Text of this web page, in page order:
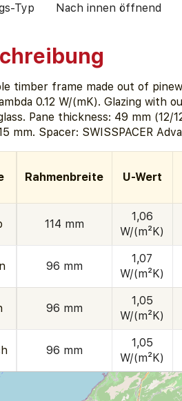
Typ Nach innen öffnend
timber frame made out of
0.12 W/(mK). Glazing with
Pane thickness: 49 mm (12/
mm. Spacer: SWISSPACER
Rahmenbreite U-Wert
114 mm
1,06
W/(m²K)
96 mm
1,07
W/(m²K)
96 mm
1,05
W/(m²K)
96 mm
1,05
W/(m²K)